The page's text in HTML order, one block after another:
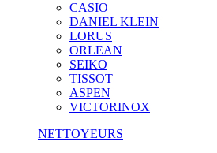
CASIO
DANIEL KLEIN
LORUS
ORLEAN
SEIKO
TISSOT
ASPEN
VICTORINOX
NETTOYEURS